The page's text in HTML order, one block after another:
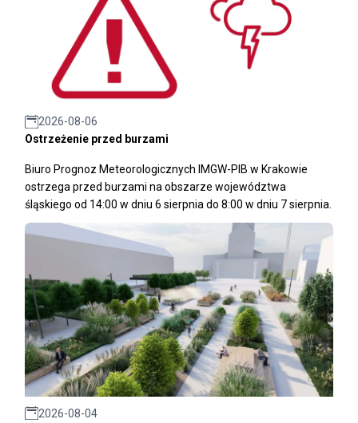
2026-08-06
Ostrzeżenie przed burzami
Biuro Prognoz Meteorologicznych IMGW-PIB w Krakowie
ostrzega przed burzami na obszarze województwa
śląskiego od 14:00 w dniu 6 sierpnia do 8:00 w dniu 7 sierpnia.
2026-08-04